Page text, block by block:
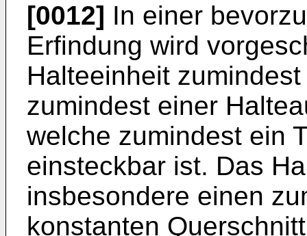
[0012] In einer
Erfindung wird
Halteeinheit
zumindest einer
welche zumindest ein
einsteckbar ist. Das
insbesondere einen
konstanten